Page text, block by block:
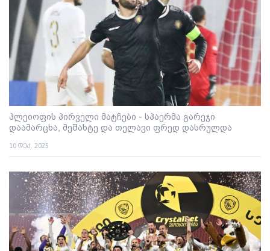
პლეიოფის პირველი მატჩები - სპაერმა გარეჯი
დაამარცხა, მეშახტე და თელავი ფრედ დასრულდა
10 დეკ. 2025